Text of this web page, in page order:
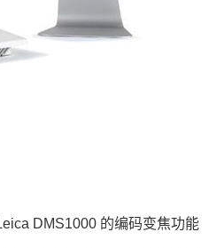
DMS1000 的编码变焦功能